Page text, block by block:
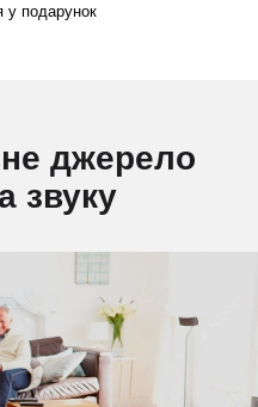
у подарунок
джерело
звуку